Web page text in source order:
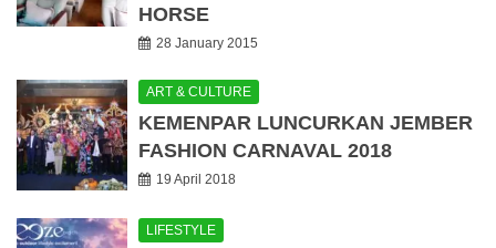
HORSE
28 January 2015
ART & CULTURE
KEMENPAR LUNCURKAN JEMBER
FASHION CARNAVAL 2018
19 April 2018
LIFESTYLE